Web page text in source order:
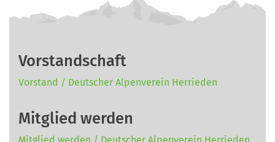
Vorstandschaft
Vorstand / Deutscher Alpenverein Herrieden
Mitglied werden